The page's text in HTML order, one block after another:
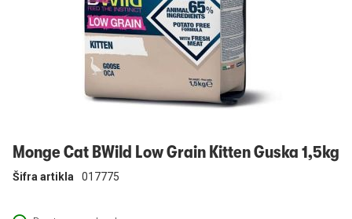
Monge Cat BWild Low Grain Kitten Guska 1,5kg
Šifra artikla 017775